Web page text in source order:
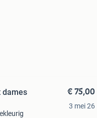
dames
€ 75,00
3 mei 26